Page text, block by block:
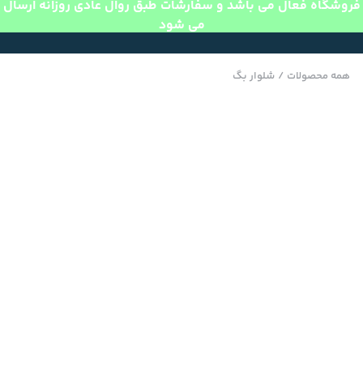
فروشگاه فعال می باشد و سفارشات طبق روال عادی روزانه ارسال
می شود
همه محصولات / شلوار بگ